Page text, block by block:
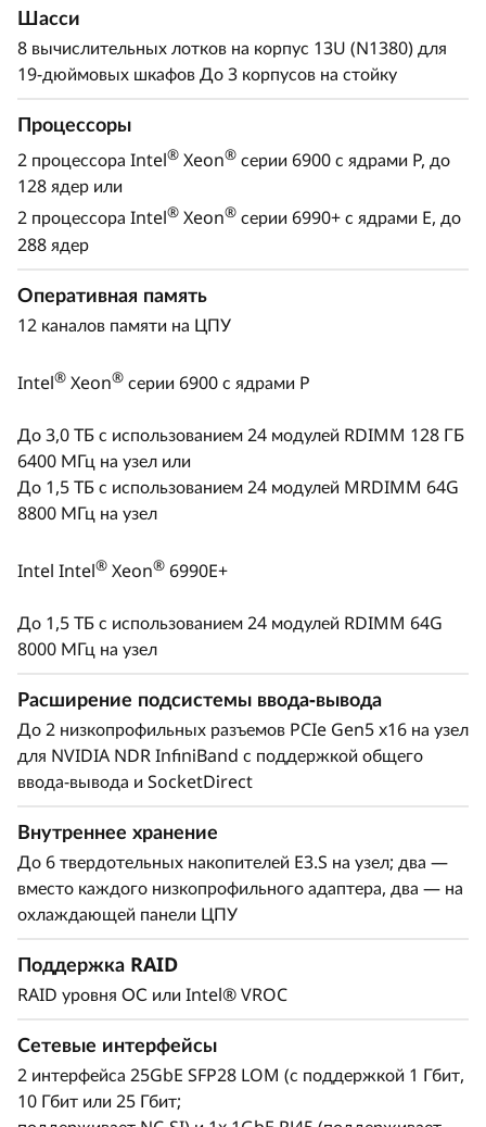
u
n
e
®
умещая всю эту мощность в компактный форм-
фактор. Благодаря использованию Intel®
Xeon®серии 6900P с MRDIMM он
обеспечивает непревзойденную пропускную
способность памяти. Новый Intel
6990E+ предлагает 288 ядер и поддержку
DDR5 RDIMM со скоростью до 8000 MT/с. Вся
эта мощность и эффективность вписываются
менее чем в квадратный метр пространства
переосмыслить компактные суперкомпьютеры
общего назначения.
Шасси
8 вычислительных лотков на корпус 13U (N1380) для
19-дюймовых шкафов До 3 корпусов на стойку
Процессоры
2 процессора Intel® Xeon® серии 6900 с ядрами P, до
128 ядер или
2 процессора Intel® Xeon® серии 6990+ с ядрами E, до
288 ядер
Оперативная память
12 каналов памяти на ЦПУ
Intel® Xeon® серии 6900 с ядрами P
До 3,0 ТБ с использованием 24 модулей RDIMM 128 ГБ
6400 МГц на узел или
До 1,5 ТБ с использованием 24 модулей MRDIMM 64G
8800 МГц на узел
Intel Intel® Xeon® 6990E+
До 1,5 ТБ с использованием 24 модулей RDIMM 64G
8000 МГц на узел
Расширение подсистемы ввода-вывода
До 2 низкопрофильных разъемов PCIe Gen5 x16 на узел
для NVIDIA NDR InfiniBand с поддержкой общего
ввода-вывода и SocketDirect
Внутреннее хранение
До 6 твердотельных накопителей E3.S на узел; два —
вместо каждого низкопрофильного адаптера, два — на
охлаждающей панели ЦПУ
Поддержка RAID
RAID уровня ОС или Intel® VROC
Сетевые интерфейсы
2 интерфейса 25GbE SFP28 LOM (с поддержкой 1 Гбит,
10 Гбит или 25 Гбит;